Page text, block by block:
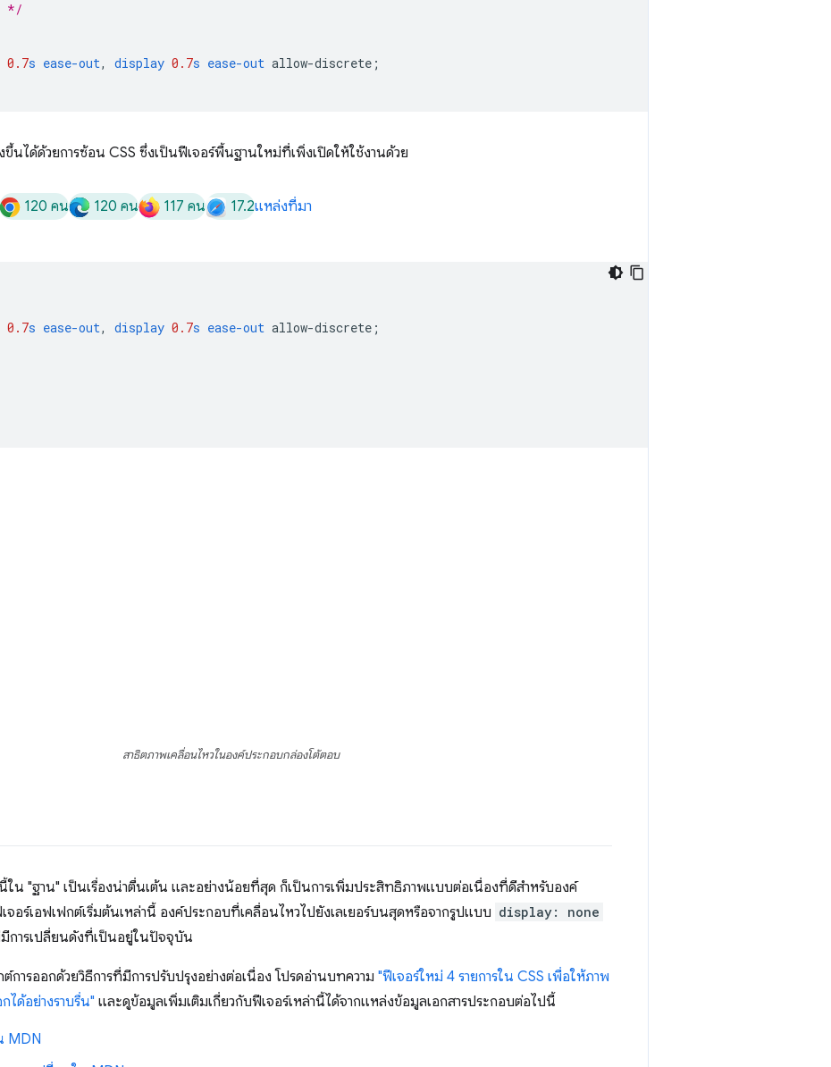
*/
0.7s ease-out, display 0.7s ease-out allow-discrete ;
นได้ด้วยการซ้อน CSS ซึ่งเป็นฟีเจอร์พื้นฐานใหม่ที่เพิ่งเปิดให้ใช้งานด้วย
120 คน 120 คน 117 คน 17.2แหล่งที่มา
0.7s ease-out, display 0.7s ease-out allow-discrete ;
สาธิตภาพเคลื่อนไหวในองค์ประกอบกล่องโต้ตอบ
ใน "ฐาน" เป็นเรื่องน่าตื่นเต้น และอย่างน้อยที่สุด ก็เป็นการเพิ่มประสิทธิภาพแบบต่อเนื่องที่ดีสำหรับองค์
อร์เอฟเฟกต์เริ่มต้นเหล่านี้ องค์ประกอบที่เคลื่อนไหวไปยังเลเยอร์บนสุดหรือจากรูปแบบ display: none
การเปลี่ยนดังที่เป็นอยู่ในปัจจุบัน
การออกด้วยวิธีการที่มีการปรับปรุงอย่างต่อเนื่อง โปรดอ่านบทความ "ฟีเจอร์ใหม่ 4 รายการใน CSS เพื่อให้ภาพ
ได้อย่างราบรื่น" และดูข้อมูลเพิ่มเติมเกี่ยวกับฟีเจอร์เหล่านี้ได้จากแหล่งข้อมูลเอกสารประกอบต่อไปนี้
MDN